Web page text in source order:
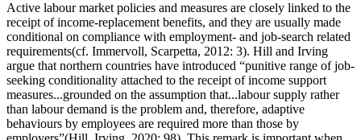
Active labour market policies and measures are closely linked to the
receipt of income-replacement benefits, and they are usually made
conditional on compliance with employment- and job-search related
requirements(cf. Immervoll, Scarpetta, 2012: 3). Hill and Irving
argue that northern countries have introduced “punitive range of job-
seeking conditionality attached to the receipt of income support
measures...grounded on the assumption that...labour supply rather
than labour demand is the problem and, therefore, adaptive
behaviours by employees are required more than those by